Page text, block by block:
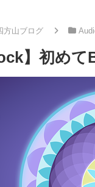
方山ブログ
】初めて